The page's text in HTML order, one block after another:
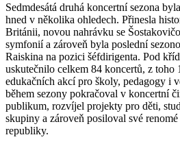
Sedmdesátá druhá koncertní sezona
hned v několika ohledech. Přinesla
Británii, novou nahrávku se
symfonií a zároveň byla poslední
Raiskina na pozici šéfdirigenta. Pod
uskutečnilo celkem 84 koncertů, z toho
edukačních akcí pro školy, pedagogy i
během sezony pokračoval v koncertní
publikum, rozvíjel projekty pro děti,
skupiny a zároveň posiloval své
republiky.